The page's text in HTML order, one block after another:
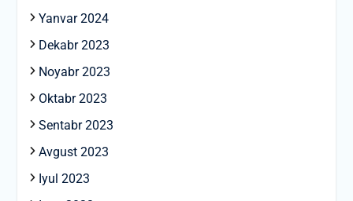
Yanvar 2024
Dekabr 2023
Noyabr 2023
Oktabr 2023
Sentabr 2023
Avgust 2023
Iyul 2023